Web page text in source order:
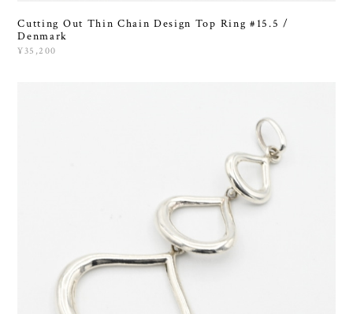
Cutting Out Thin Chain Design Top Ring #15.5 /
Denmark
¥35,200